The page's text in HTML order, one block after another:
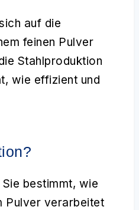
auf die
feinen Pulver
Stahlproduktion
wie effizient und
bestimmt, wie
Pulver verarbeitet